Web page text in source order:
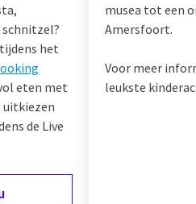
het
eten met
uitkiezen
de Live
musea tot een
Amersfoort.
Voor meer
leukste